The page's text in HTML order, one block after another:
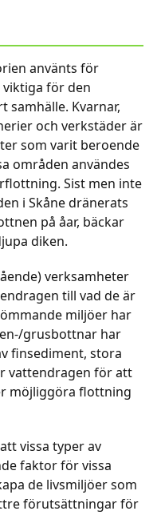
använts för
viktiga för den
samhälle. Kvarnar,
och verkstäder är
som varit beroende
områden användes
Sist men inte
i Skåne dränerats
på åar, bäckar
diken.
verksamheter
till vad de är
miljöer har
grusbottnar har
finsediment, stora
vattendragen för att
möjliggöra flottning
vissa typer av
faktor för vissa
de livsmiljöer som
förutsättningar för